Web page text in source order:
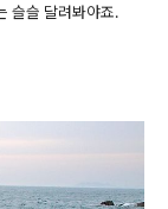
슬슬 달려봐야죠.